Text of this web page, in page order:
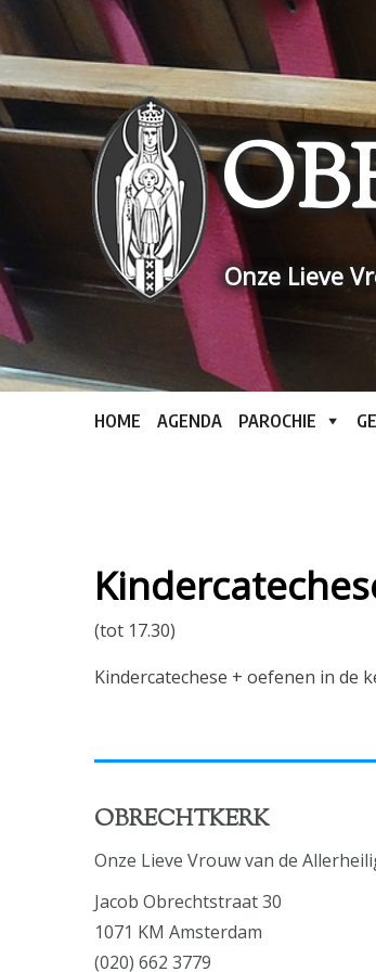
Skip
content
Onze Lieve
HOME AGENDA PAROCHIE
(tot 17.30)
Kindercatechese + oefenen in de
OBRECHTKERK
Onze Lieve Vrouw van de
Jacob Obrechtstraat 30
1071 KM Amsterdam
(020) 662 3779